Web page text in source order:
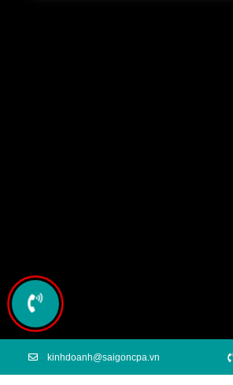
kinhdoanh@saigoncpa.vn